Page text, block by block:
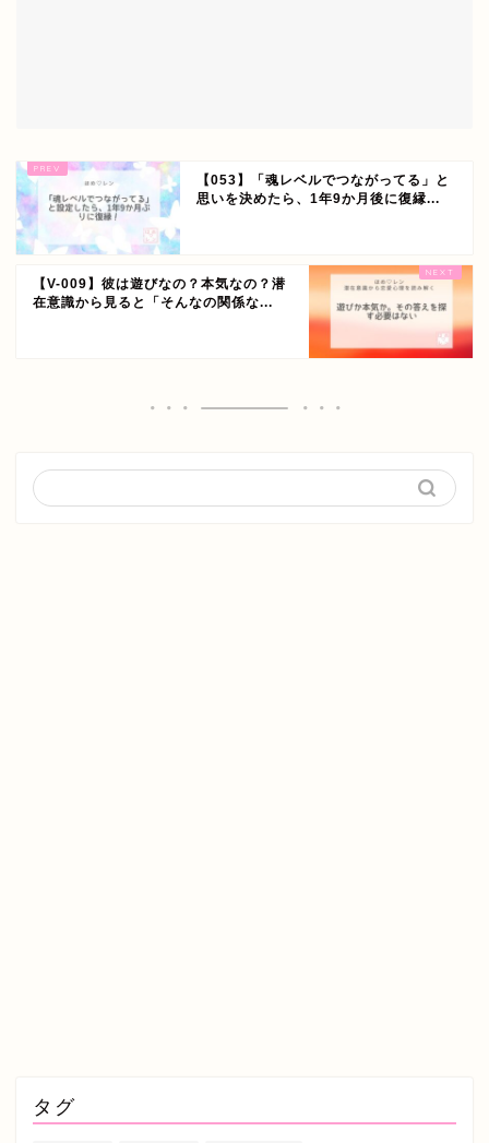
【053】「魂レベルでつながってる」と
思いを決めたら、1年9か月後に復縁...
【V-009】彼は遊びなの？本気なの？潜
在意識から見ると「そんなの関係な...
タグ